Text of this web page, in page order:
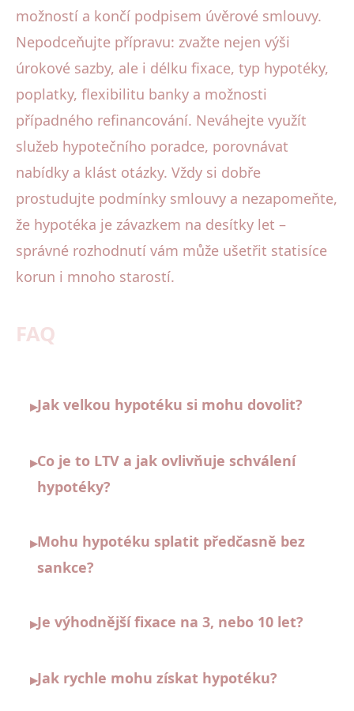
možností a končí podpisem úvěrové smlouvy.
Nepodceňujte přípravu: zvažte nejen výši
úrokové sazby, ale i délku fixace, typ hypotéky,
poplatky, flexibilitu banky a možnosti
případného refinancování. Neváhejte využít
služeb hypotečního poradce, porovnávat
nabídky a klást otázky. Vždy si dobře
prostudujte podmínky smlouvy a nezapomeňte,
že hypotéka je závazkem na desítky let –
správné rozhodnutí vám může ušetřit statisíce
korun i mnoho starostí.
FAQ
▸Jak velkou hypotéku si mohu dovolit?
▸Co je to LTV a jak ovlivňuje schválení
hypotéky?
▸Mohu hypotéku splatit předčasně bez
sankce?
▸Je výhodnější fixace na 3, nebo 10 let?
▸Jak rychle mohu získat hypotéku?